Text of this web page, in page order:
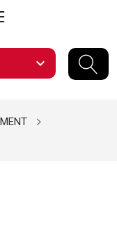
expand_more